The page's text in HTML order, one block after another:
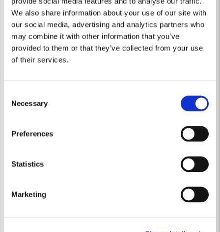
We also share information about your use of our site with
our social media, advertising and analytics partners who
may combine it with other information that you’ve
provided to them or that they’ve collected from your use
of their services.
Selection
Necessary
Preferences
Statistics
Marketing
Klas
för 11 månader sedan
Hans
för 11 månader sedan
Fungerar mycket bra
-9% -21%